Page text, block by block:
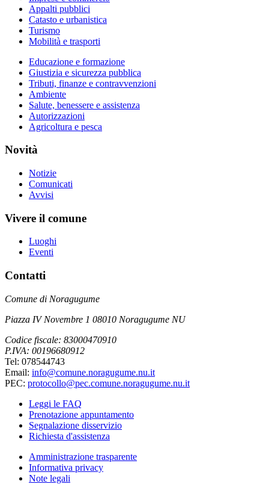
Appalti pubblici
Catasto e urbanistica
Turismo
Mobilità e trasporti
Educazione e formazione
Giustizia e sicurezza pubblica
Tributi, finanze e contravvenzioni
Ambiente
Salute, benessere e assistenza
Autorizzazioni
Agricoltura e pesca
Novità
Notizie
Comunicati
Avvisi
Vivere il comune
Luoghi
Eventi
Contatti
Comune di Noragugume
Piazza IV Novembre 1 08010 Noragugume NU
Codice fiscale: 83000470910
P.IVA: 00196680912
Tel: 078544743
Email: info@comune.noragugume.nu.it
PEC: protocollo@pec.comune.noragugume.nu.it
Leggi le FAQ
Prenotazione appuntamento
Segnalazione disservizio
Richiesta d'assistenza
Amministrazione trasparente
Informativa privacy
Note legali